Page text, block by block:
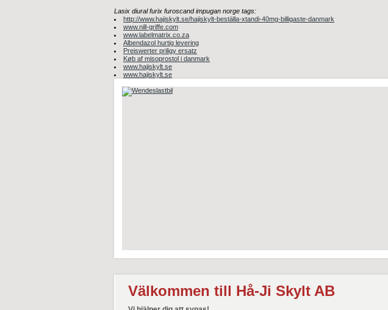
Lasix diural furix furoscand impugan norge tags:
http://www.hajiskylt.se/hajiskylt-beställa-xtandi-40mg-billigaste-danmark
www.nill-griffe.com
www.labelmatrix.co.za
Albendazol hurtig levering
Preiswerter priligy ersatz
Køb af misoprostol i danmark
www.hajiskylt.se
www.hajiskylt.se
Välkommen till Hå-Ji Skylt AB